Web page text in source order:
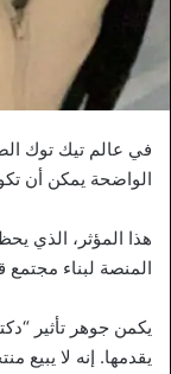
في عالم تيك توك
الواضحة يمكن أن
هذا المؤثر، الذي
المنصة لبناء
يكمن جوهر تأثير
يقدمها. إنه لا يبيع